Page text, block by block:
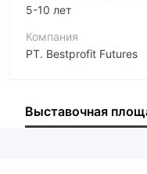
5-10 лет
Компания
PT. Bestprofit Futures
Сотрудник компании
Выставочная